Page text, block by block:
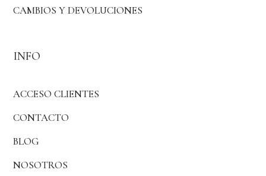
CAMBIOS Y DEVOLUCIONES
INFO
ACCESO CLIENTES
CONTACTO
BLOG
NOSOTROS